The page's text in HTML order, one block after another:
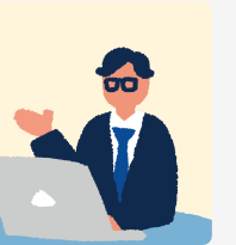
スペース […]